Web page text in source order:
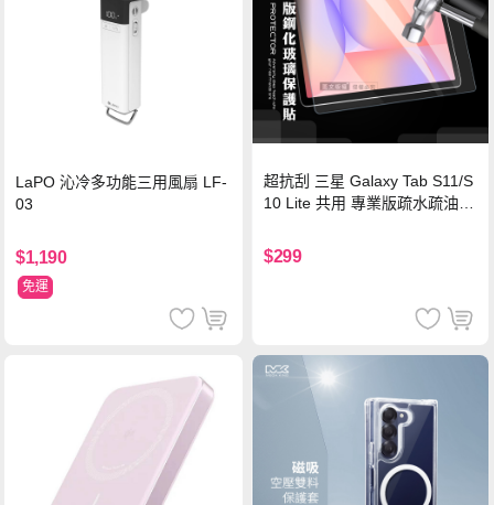
LaPO 沁冷多功能三用風扇 LF-
03
$1,190
免運
超抗刮 三星 Galaxy Tab S11/S
10 Lite 共用 專業版疏水疏油9
$299